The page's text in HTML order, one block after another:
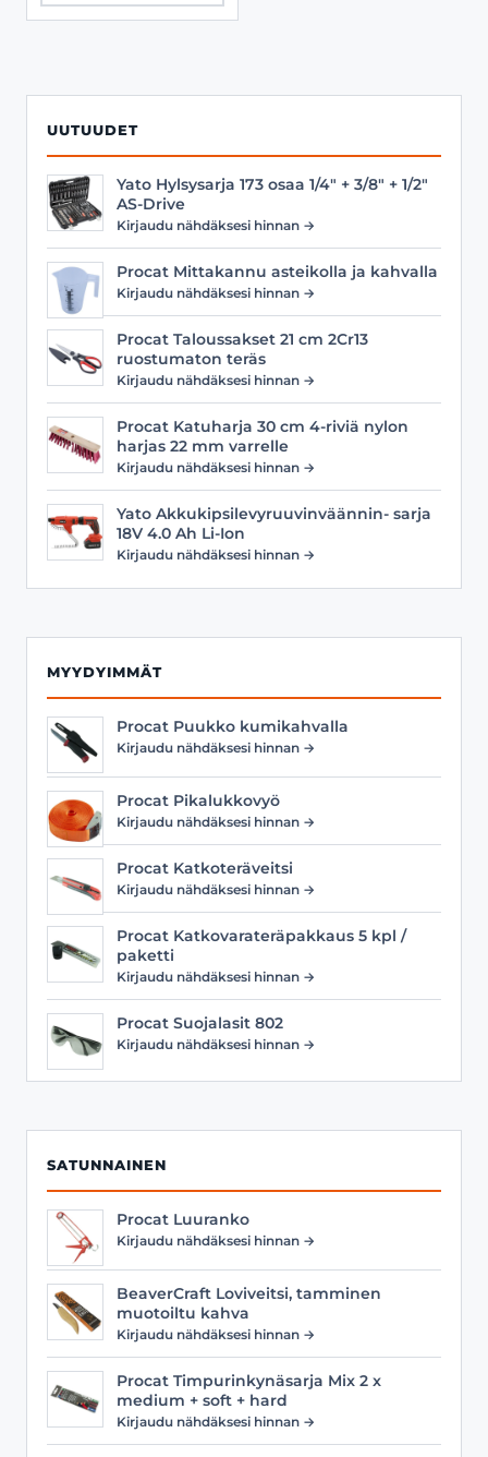
UUTUUDET
Yato Hylsysarja 173 osaa 1/4" + 3/8" + 1/2"
AS-Drive
Kirjaudu nähdäksesi hinnan →
Procat Mittakannu asteikolla ja kahvalla
Kirjaudu nähdäksesi hinnan →
Procat Taloussakset 21 cm 2Cr13
ruostumaton teräs
Kirjaudu nähdäksesi hinnan →
Procat Katuharja 30 cm 4-riviä nylon
harjas 22 mm varrelle
Kirjaudu nähdäksesi hinnan →
Yato Akkukipsilevyruuvinväännin- sarja
18V 4.0 Ah Li-Ion
Kirjaudu nähdäksesi hinnan →
MYYDYIMMÄT
Procat Puukko kumikahvalla
Kirjaudu nähdäksesi hinnan →
Procat Pikalukkovyö
Kirjaudu nähdäksesi hinnan →
Procat Katkoteräveitsi
Kirjaudu nähdäksesi hinnan →
Procat Katkovarateräpakkaus 5 kpl /
paketti
Kirjaudu nähdäksesi hinnan →
Procat Suojalasit 802
Kirjaudu nähdäksesi hinnan →
SATUNNAINEN
Procat Luuranko
Kirjaudu nähdäksesi hinnan →
BeaverCraft Loviveitsi, tamminen
muotoiltu kahva
Kirjaudu nähdäksesi hinnan →
Procat Timpurinkynäsarja Mix 2 x
medium + soft + hard
Kirjaudu nähdäksesi hinnan →